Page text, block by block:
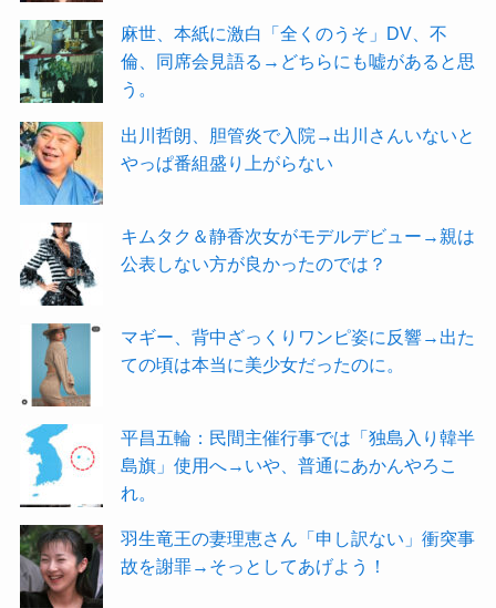
麻世、本紙に激白「全くのうそ」DV、不
倫、同席会見語る→どちらにも嘘があると思
う。
出川哲朗、胆管炎で入院→出川さんいないと
やっぱ番組盛り上がらない
キムタク＆静香次女がモデルデビュー→親は
公表しない方が良かったのでは？
マギー、背中ざっくりワンピ姿に反響→出た
ての頃は本当に美少女だったのに。
平昌五輪：民間主催行事では「独島入り韓半
島旗」使用へ→いや、普通にあかんやろこ
れ。
羽生竜王の妻理恵さん「申し訳ない」衝突事
故を謝罪→そっとしてあげよう！